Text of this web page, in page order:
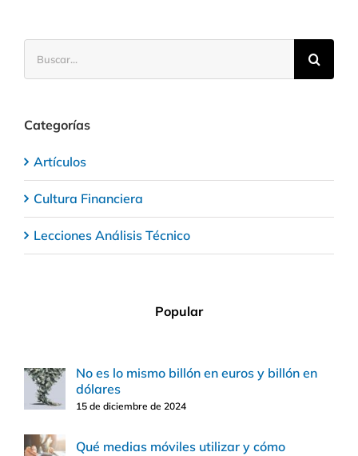
Categorías
Artículos
Cultura Financiera
Lecciones Análisis Técnico
Popular
No es lo mismo billón en euros y billón en
dólares
15 de diciembre de 2024
Qué medias móviles utilizar y cómo